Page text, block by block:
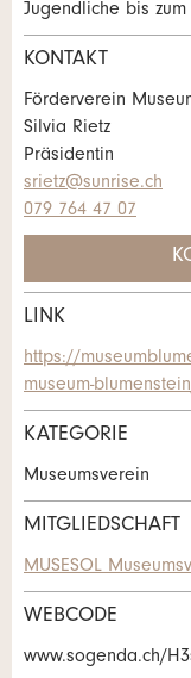
* Eingabe
Zur
guidle übermittelt.
Schliessen
* Eingabe
ANZEIGE
Jugendliche bis
KONTAKT
Förderverein
Silvia Rietz
Präsidentin
srietz@sunrise.ch
079 764 47 07
Kontakt
Verfassen Sie
LINK
https://
museum-
KATEGORIE
Museumsverein
MITGLIEDSCHAFT
MUSESOL
WEBCODE
www.sogenda.ch/